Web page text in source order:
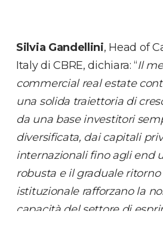
Silvia Gandellini, Head of
Italy di CBRE, dichiara: “Il
commercial real estate
una solida traiettoria di
da una base investitori
diversificata, dai capitali
internazionali fino agli end
robusta e il graduale
istituzionale rafforzano la
capacità del settore di